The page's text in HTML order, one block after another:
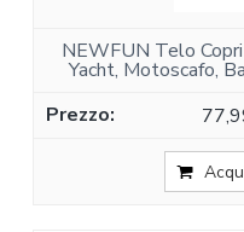
NEWFUN Telo
Yacht, Motoscafo,